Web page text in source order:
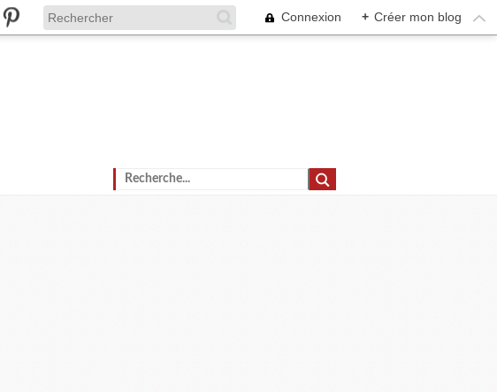
Connexion + Créer mon blog